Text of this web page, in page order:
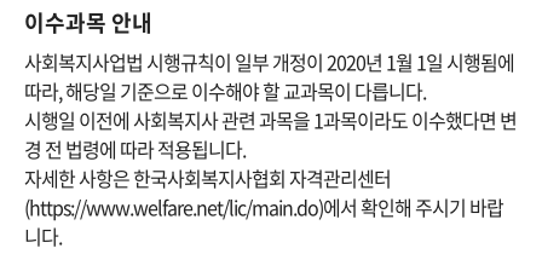
이수과목 안내
사회복지사업법 시행규칙이 일부 개정이 2020년 1월 1일 시행됨에
따라, 해당일 기준으로 이수해야 할 교과목이 다릅니다.
시행일 이전에 사회복지사 관련 과목을 1과목이라도 이수했다면 변
경 전 법령에 따라 적용됩니다.
자세한 사항은 한국사회복지사협회 자격관리센터
(https://www.welfare.net/lic/main.do)에서 확인해 주시기 바랍
니다.